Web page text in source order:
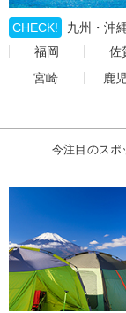
CHECK!
九州・沖
福岡
佐
宮崎
鹿
今注目のスポ